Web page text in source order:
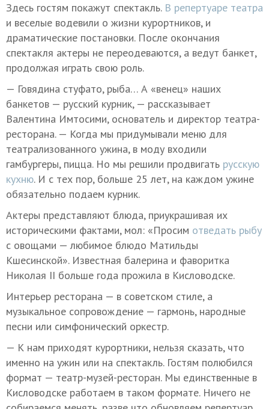
Здесь гостям покажут спектакль. В репертуаре театра
и веселые водевили о жизни курортников, и
драматические постановки. После окончания
спектакля актеры не переодеваются, а ведут банкет,
продолжая играть свою роль.
— Говядина стуфато, рыба… А «венец» наших
банкетов — русский курник, — рассказывает
Валентина Имтосими, основатель и директор театра-
ресторана. — Когда мы придумывали меню для
театрализованного ужина, в моду входили
гамбургеры, пицца. Но мы решили продвигать русскую
кухню. И с тех пор, больше 25 лет, на каждом ужине
обязательно подаем курник.
Актеры представляют блюда, приукрашивая их
историческими фактами, мол: «Просим отведать рыбу
с овощами — любимое блюдо Матильды
Кшесинской». Известная балерина и фаворитка
Николая II больше года прожила в Кисловодске.
Интерьер ресторана — в советском стиле, а
музыкальное сопровождение — гармонь, народные
песни или симфонический оркестр.
— К нам приходят курортники, нельзя сказать, что
именно на ужин или на спектакль. Гостям полюбился
формат — театр-музей-ресторан. Мы единственные в
Кисловодске работаем в таком формате. Ничего не